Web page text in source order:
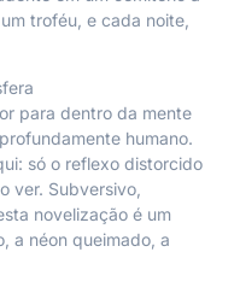
troféu, e cada noite,
para dentro da mente
humano.
só o reflexo distorcido
ver. Subversivo,
novelização é um
a néon queimado, a